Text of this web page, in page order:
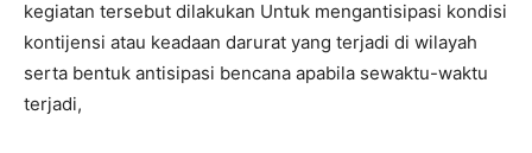
kegiatan tersebut dilakukan Untuk mengantisipasi kondisi
kontijensi atau keadaan darurat yang terjadi di wilayah
serta bentuk antisipasi bencana apabila sewaktu-waktu
terjadi,